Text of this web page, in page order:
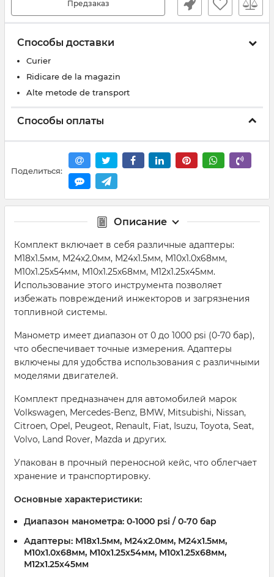
Предзаказ
Способы доставки
Curier
Ridicare de la magazin
Alte metode de transport
Способы оплаты
Поделиться:
Описание
Комплект включает в себя различные адаптеры:
М18х1.5мм, М24х2.0мм, М24х1.5мм, М10х1.0х68мм,
М10х1.25х54мм, М10х1.25х68мм, М12х1.25х45мм.
Использование этого инструмента позволяет
избежать повреждений инжекторов и загрязнения
топливной системы.
Манометр имеет диапазон от 0 до 1000 psi (0-70 бар),
что обеспечивает точные измерения. Адаптеры
включены для удобства использования с различными
моделями двигателей.
Комплект предназначен для автомобилей марок
Volkswagen, Mercedes-Benz, BMW, Mitsubishi, Nissan,
Citroen, Opel, Peugeot, Renault, Fiat, Isuzu, Toyota, Seat,
Volvo, Land Rover, Mazda и других.
Упакован в прочный переносной кейс, что облегчает
хранение и транспортировку.
Основные характеристики:
Диапазон манометра: 0-1000 psi / 0-70 бар
Адаптеры: М18х1.5мм, М24х2.0мм, М24х1.5мм,
М10х1.0х68мм, М10х1.25х54мм, М10х1.25х68мм,
М12х1.25х45мм